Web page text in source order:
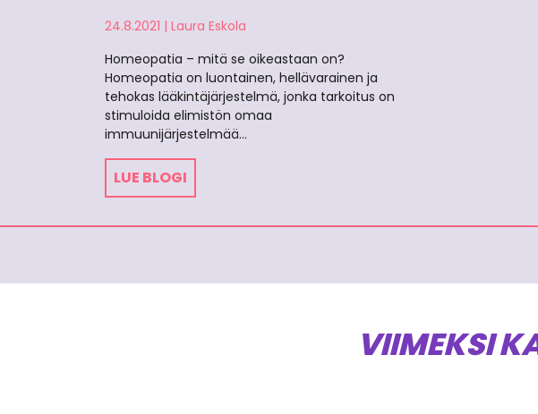
24.8.2021 | Laura Eskola
Homeopatia – mitä se oikeastaan on?
Homeopatia on luontainen, hellävarainen ja
tehokas lääkintäjärjestelmä, jonka tarkoitus on
stimuloida elimistön omaa
immuunijärjestelmää…
LUE BLOGI
VIIMEKSI